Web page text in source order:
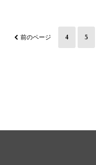
前のページ 4 5